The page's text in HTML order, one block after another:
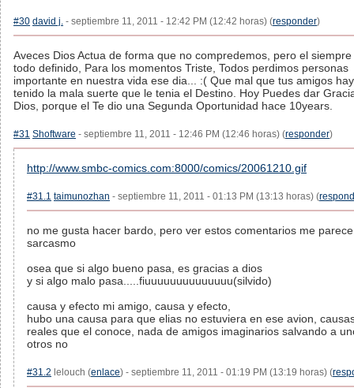
#30 david j. - septiembre 11, 2011 - 12:42 PM (12:42 horas) (responder)
Aveces Dios Actua de forma que no compredemos, pero el
todo definido, Para los momentos Triste, Todos perdimos personas
importante en nuestra vida ese dia... :( Que mal que tus amigos
tenido la mala suerte que le tenia el Destino. Hoy Puedes dar
Dios, porque el Te dio una Segunda Oportunidad hace 10years.
#31 Shoftware - septiembre 11, 2011 - 12:46 PM (12:46 horas) (responder)
http://www.smbc-comics.com:8000/comics/20061210.gif
#31.1 taimunozhan - septiembre 11, 2011 - 01:13 PM (13:13 horas) (
no me gusta hacer bardo, pero ver estos comentarios me
sarcasmo
osea que si algo bueno pasa, es gracias a dios
y si algo malo pasa.....fiuuuuuuuuuuuuuu(silvido)
causa y efecto mi amigo, causa y efecto,
hubo una causa para que elias no estuviera en ese avion,
reales que el conoce, nada de amigos imaginarios salvando a
otros no
#31.2 lelouch (enlace) - septiembre 11, 2011 - 01:19 PM (13:19 horas) (